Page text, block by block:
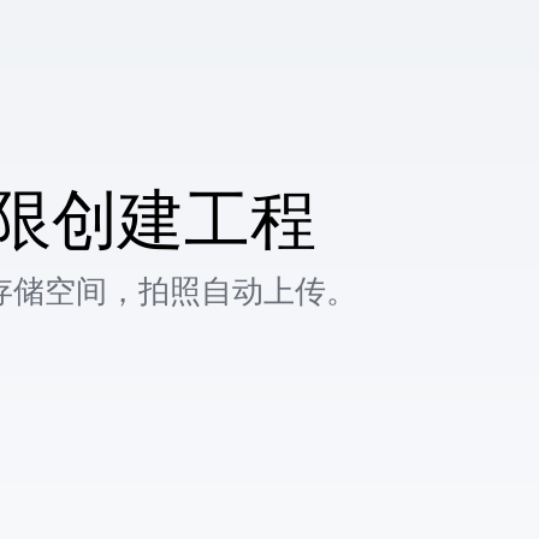
创建工程
储空间，拍照自动上传。